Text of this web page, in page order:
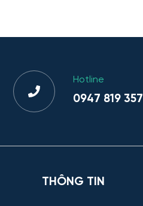
Hotline
0947 819 357
THÔNG TIN